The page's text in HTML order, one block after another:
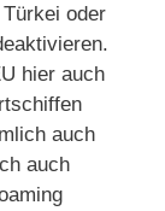
oder
hier auch
auch
auch